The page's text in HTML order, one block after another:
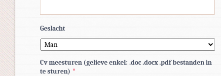
Geslacht
Cv meesturen (gelieve enkel: .doc .docx .pdf bestanden in
te sturen) *